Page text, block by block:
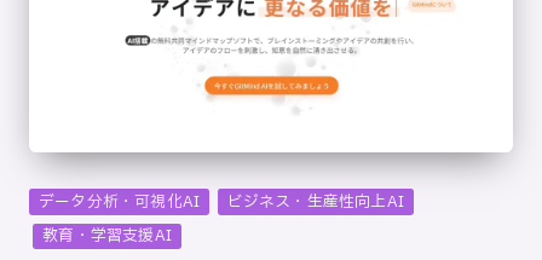
Posted
in
データ分析・可視化AI
ビジネス・生産性向上AI
教育・学習支援AI